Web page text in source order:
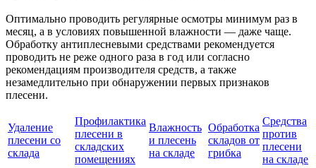
Оптимально проводить регулярные осмотры минимум раз в
месяц, а в условиях повышенной влажности — даже чаще.
Обработку антиплесневыми средствами рекомендуется
проводить не реже одного раза в год или согласно
рекомендациям производителя средств, а также
незамедлительно при обнаружении первых признаков
плесени.
Удаление
плесени со
склада
Профилактика
плесени в
складских
помещениях
Влажность
и плесень
на складе
Обработка
складов от
грибка
Средства
против
плесени
на складе